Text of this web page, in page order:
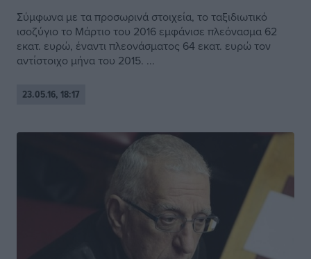
Σύμφωνα με τα προσωρινά στοιχεία, το ταξιδιωτικό
ισοζύγιο το Μάρτιο του 2016 εμφάνισε πλεόνασμα 62
εκατ. ευρώ, έναντι πλεονάσματος 64 εκατ. ευρώ τον
αντίστοιχο μήνα του 2015. ...
23.05.16, 18:17